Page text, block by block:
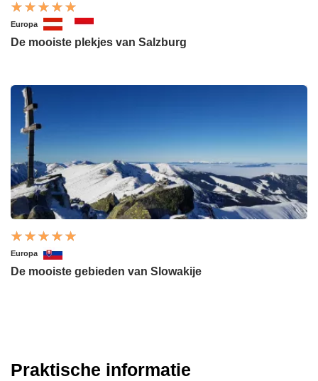
Europa
De mooiste plekjes van Salzburg
Europa
De mooiste gebieden van Slowakije
Praktische informatie